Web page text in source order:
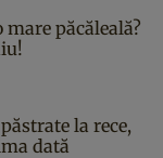
păcăleală?
la rece,
dată